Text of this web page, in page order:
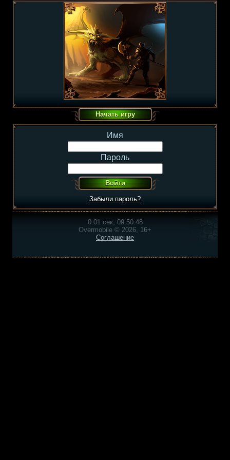
Имя
Пароль
Забыли пароль?
0.01 сек, 09:50:48
Overmobile © 2026, 16+
Соглашение